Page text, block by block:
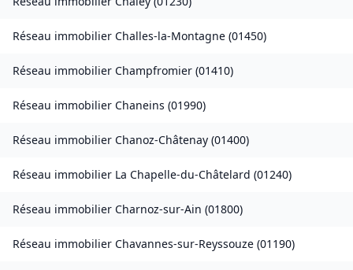
Réseau immobilier Challes-la-Montagne (01450)
Réseau immobilier Champfromier (01410)
Réseau immobilier Chaneins (01990)
Réseau immobilier Chanoz-Châtenay (01400)
Réseau immobilier La Chapelle-du-Châtelard (01240)
Réseau immobilier Charnoz-sur-Ain (01800)
Réseau immobilier Chavannes-sur-Reyssouze (01190)